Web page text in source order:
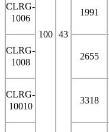
100 43
CLRG-
1006
1991
CLRG-
1008
2655
CLRG-
10010
3318